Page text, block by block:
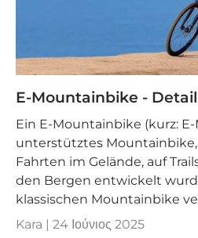
E-Mountainbike -
Ein E-Mountainbike (kurz:
unterstütztes Mountainbike,
Fahrten im Gelände, auf
den Bergen entwickelt
klassischen Mountainbike
Kara | 24 Ιούνιος 2025